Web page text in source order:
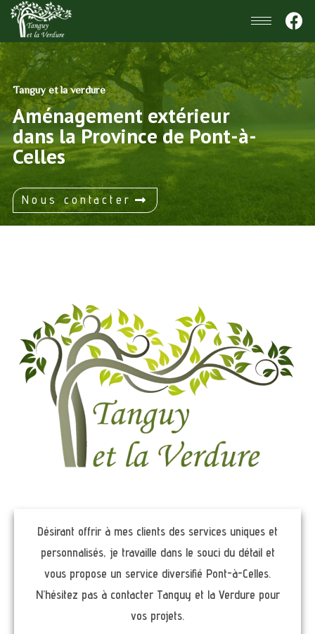
Tanguy et la verdure
Aménagement extérieur
dans la Province de Pont-à-
Celles
Nous contacter
Désirant offrir à mes clients des services uniques et
personnalisés, je travaille dans le souci du détail et
vous propose un service diversifié Pont-à-Celles.
N’hésitez pas à contacter Tanguy et la Verdure pour
vos projets.